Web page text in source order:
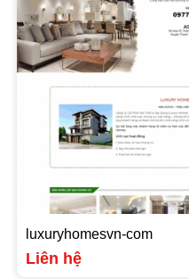
luxuryhomesvn-com
Liên hệ